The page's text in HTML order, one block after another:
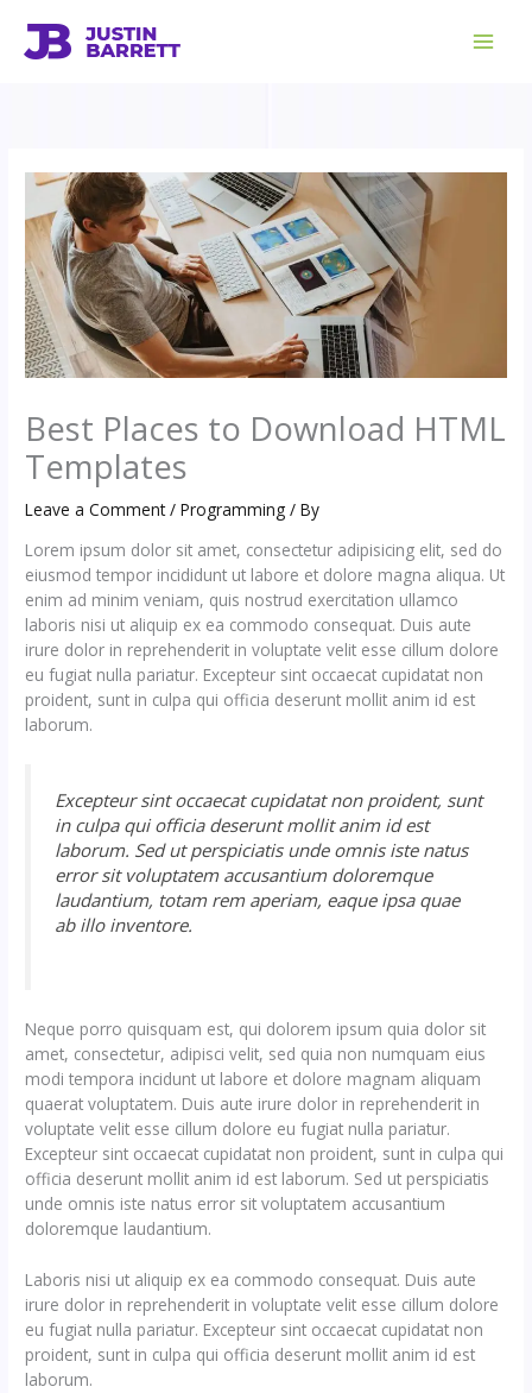
content
Best Places to Download HTML
Templates
Leave a Comment /Programming / By
Lorem ipsum dolor sit amet, consectetur adipisicing elit, sed do
eiusmod tempor incididunt ut labore et dolore magna aliqua. Ut
enim ad minim veniam, quis nostrud exercitation ullamco
laboris nisi ut aliquip ex ea commodo consequat. Duis aute
irure dolor in reprehenderit in voluptate velit esse cillum dolore
eu fugiat nulla pariatur. Excepteur sint occaecat cupidatat non
proident, sunt in culpa qui officia deserunt mollit anim id est
laborum.
Excepteur sint occaecat cupidatat non proident, sunt
in culpa qui officia deserunt mollit anim id est
laborum. Sed ut perspiciatis unde omnis iste natus
error sit voluptatem accusantium doloremque
laudantium, totam rem aperiam, eaque ipsa quae
ab illo inventore.
Neque porro quisquam est, qui dolorem ipsum quia dolor sit
amet, consectetur, adipisci velit, sed quia non numquam eius
modi tempora incidunt ut labore et dolore magnam aliquam
quaerat voluptatem. Duis aute irure dolor in reprehenderit in
voluptate velit esse cillum dolore eu fugiat nulla pariatur.
Excepteur sint occaecat cupidatat non proident, sunt in culpa qui
officia deserunt mollit anim id est laborum. Sed ut perspiciatis
unde omnis iste natus error sit voluptatem accusantium
doloremque laudantium.
Laboris nisi ut aliquip ex ea commodo consequat. Duis aute
irure dolor in reprehenderit in voluptate velit esse cillum dolore
eu fugiat nulla pariatur. Excepteur sint occaecat cupidatat non
proident, sunt in culpa qui officia deserunt mollit anim id est
laborum.